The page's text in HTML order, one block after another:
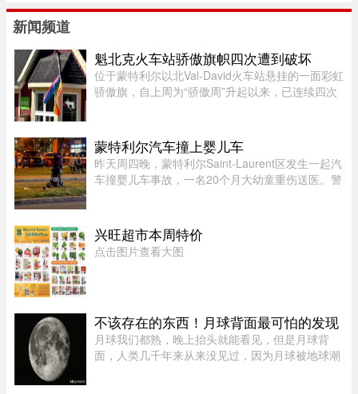
新闻频道
魁北克火车站骄傲旗帜四次遭到破坏
位于蒙特利尔以北Val-David火车站悬挂的一面彩虹
骄傲旗，自上周为“骄傲周”升起以来，已连续四次
月5日还加装了监控摄像头 ...
蒙特利尔汽车撞上婴儿车
昨天周四晚，蒙特利尔Saint-Laurent区发生一起汽
车撞婴儿车事故，一名20个月大幼童重伤送医。警
辆汽车撞上一辆婴儿车。 ...
兴旺超市本周特价
点击图片查看大图
不该存在的东西！月球背面最可怕的发现
月球我们都熟，晚上抬头就能看见，但是月球背
面，人类几千年来从来没见过，因为月球被地球潮